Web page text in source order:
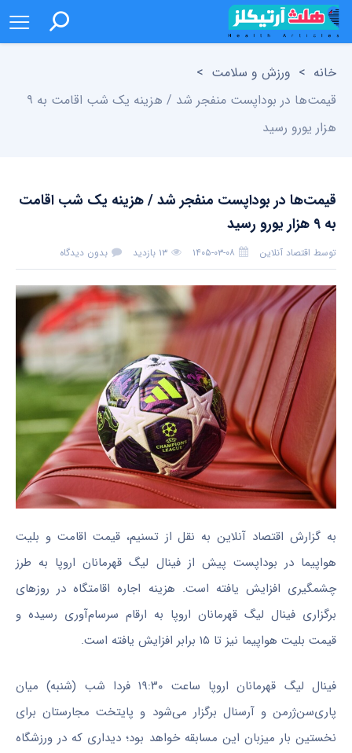
خانه > ورزش و سلامت >
قیمت‌ها در بوداپست منفجر شد / هزینه یک شب اقامت به ۹
هزار یورو رسید
قیمت‌ها در بوداپست منفجر شد / هزینه یک شب اقامت
به ۹ هزار یورو رسید
توسط اقتصاد آنلاین ۱۴۰۵-۰۳-۰۸ ۱۳ بازدید بدون دیدگاه
به گزارش اقتصاد آنلاین به نقل از تسنیم، قیمت اقامت و بلیت
هواپیما در بوداپست پیش از فینال لیگ قهرمانان اروپا به طرز
چشمگیری افزایش یافته است. هزینه اجاره اقامتگاه در روز‌های
برگزاری فینال لیگ قهرمانان اروپا به ارقام سرسام‌آوری رسیده و
قیمت بلیت هواپیما نیز تا ۱۵ برابر افزایش یافته است.
فینال لیگ قهرمانان اروپا ساعت ۱۹:۳۰ فردا شب (شنبه) میان
پاری‌سن‌ژرمن و آرسنال برگزار می‌شود و پایتخت مجارستان برای
نخستین بار میزبان این مسابقه خواهد بود؛ دیداری که در ورزشگاه